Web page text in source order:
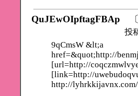
QuJEwOIpftagFBAp
投
9qCmsW &lt;a
href=&quot;http://
[url=http://
[link=http://
http://lyhrkkijavnx.com/